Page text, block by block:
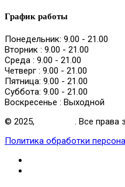
График работы
Понедельник: 9.00 - 21.00
Вторник : 9.00 - 21.00
Среда : 9.00 - 21.00
Четверг : 9.00 - 21.00
Пятница: 9.00 - 21.00
Суббота: 9.00 - 21.00
Воскресенье : Выходной
© 2025,
. Все
Политика обработки